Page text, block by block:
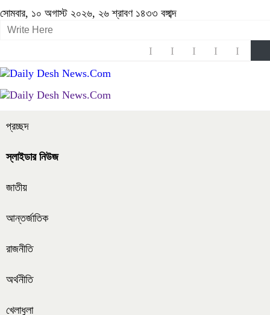
সোমবার, ১০ অগাস্ট ২০২৬, ২৬ শ্রাবণ ১৪৩৩ বঙ্গাব্দ
প্রচ্ছদ
স্লাইডার নিউজ
জাতীয়
আন্তর্জাতিক
রাজনীতি
অর্থনীতি
খেলাধুলা